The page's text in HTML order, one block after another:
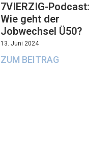
7VIERZIG-Podcast:
Wie geht der
Jobwechsel Ü50?
13. Juni 2024
ZUM BEITRAG